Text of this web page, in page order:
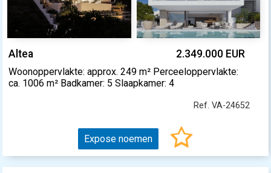
Altea 2.349.000 EUR
Woonoppervlakte: approx. 249 m² Perceeloppervlakte:
ca. 1006 m² Badkamer: 5 Slaapkamer: 4
Ref. VA-24652
Expose noemen